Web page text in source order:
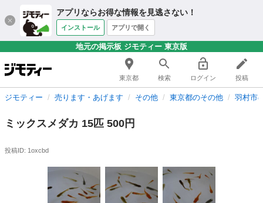
アプリならお得な情報を見逃さない！
インストール アプリで開く
地元の掲示板 ジモティー 東京版
東京都 検索 ログイン 投稿
ジモティー 売ります・あげます その他 東京都のその他 羽村市
ミックスメダカ 15匹 500円
投稿ID: 1oxcbd